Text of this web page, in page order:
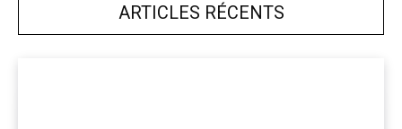
ARTICLES RÉCENTS